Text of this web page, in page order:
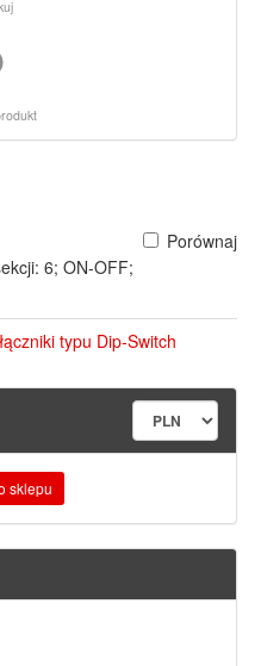
Porównaj
6; ON-OFF;
typu Dip-Switch
sklepu